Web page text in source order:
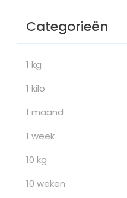
Categorieën
1 kg
1 kilo
1 maand
1 week
10 kg
10 weken